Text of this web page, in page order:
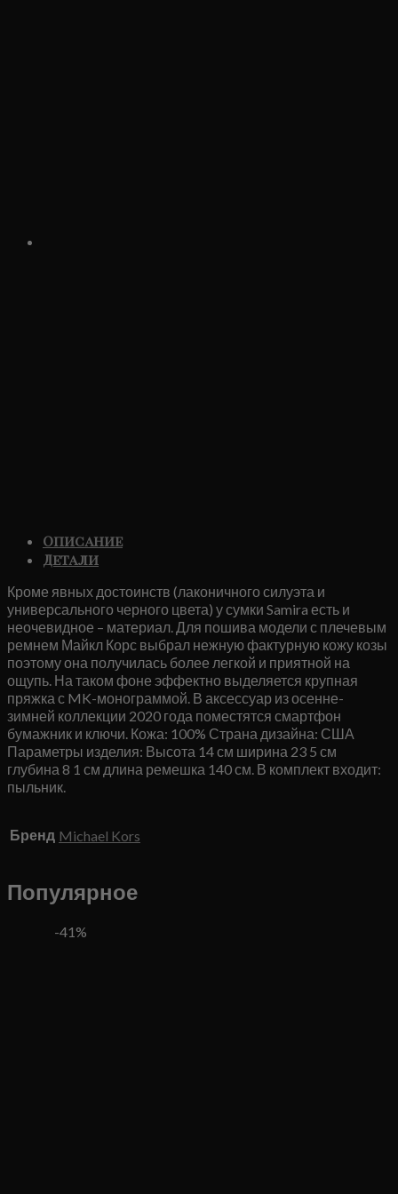
Описание
Детали
Кроме явных достоинств (лаконичного силуэта и
универсального черного цвета) у сумки Samira есть и
неочевидное – материал. Для пошива модели с плечевым
ремнем Майкл Корс выбрал нежную фактурную кожу козы
поэтому она получилась более легкой и приятной на
ощупь. На таком фоне эффектно выделяется крупная
пряжка с MK-монограммой. В аксессуар из осенне-
зимней коллекции 2020 года поместятся смартфон
бумажник и ключи. Кожа: 100% Страна дизайна: США
Параметры изделия: Высота 14 см ширина 23 5 см
глубина 8 1 см длина ремешка 140 см. В комплект входит:
пыльник.
Бренд Michael Kors
Популярное
-41%